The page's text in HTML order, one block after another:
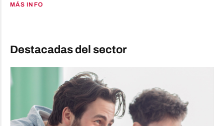
MÁS INFO
Destacadas del sector